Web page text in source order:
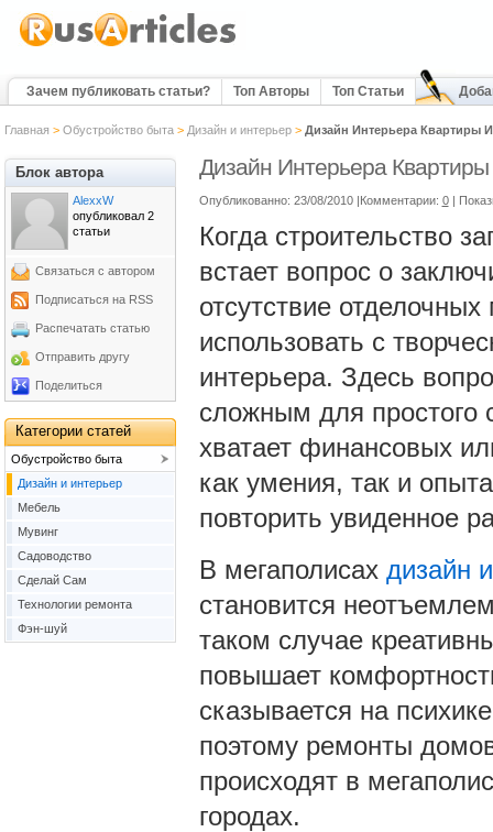
Зачем публиковать статьи? Топ Авторы Топ Статьи
Главная > Обустройство быта> Дизайн и интерьер> Дизайн Интерьера Квартиры
Дизайн Интерьера
Опубликованно: 23/08/2010 |Комментарии: 0 |
Когда строительство
встает вопрос о
отсутствие
использовать с
интерьера. Здесь
сложным для простого
хватает финансовых
как умения, так и
повторить увиденное
В мегаполисах дизайн
становится
таком случае
повышает
сказывается на
поэтому ремонты
происходят в
городах.
Блок автора
AlexxW
опубликовал 2
статьи
Связаться с автором
Подписаться на RSS
Распечатать статью
Отправить другу
Поделиться
Категории статей
Обустройство быта
Дизайн и интерьер
Мебель
Мувинг
Садоводство
Сделай Сам
Технологии ремонта
Фэн-шуй